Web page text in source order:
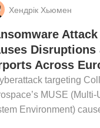
Хендрік Хьюмен
Attack
Disruptions
Across
targeting
MUSE (Multi-
Environment)